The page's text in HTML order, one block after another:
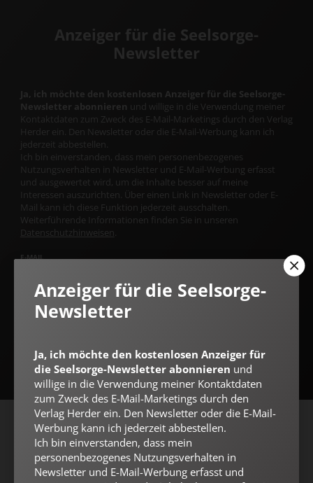
Anzeiger für die Seelsorge-
Newsletter
Ja, ich möchte den kostenlosen Anzeiger für die Seelsorge-
Newsletter abonnieren und willige in die Verwendung meiner
Kontaktdaten zum Zweck des E-Mail-Marketings durch den Verlag
Herder ein. Den Newsletter oder die E-Mail-Werbung kann ich
jederzeit abbestellen.
Ich bin einverstanden, dass mein personenbezogenes
Nutzungsverhalten in Newsletter und E-Mail-Werbung erfasst
und ausgewertet wird, um die Inhalte besser auf meine
Interessen auszurichten. Über einen Link in Newsletter oder E-
Mail kann ich diese Funktion jederzeit ausschalten.
Weiterführende Informationen finden Sie in unseren
Datenschutzhinweisen
E-MAIL
AGB und Widerrufsbelehrung Datenschutz Barrierefreiheit
Impressum
Anzeiger für die Seelsorge-
Newsletter
Ja, ich möchte den kostenlosen Anzeiger für
die Seelsorge-Newsletter abonnieren und
willige in die Verwendung meiner Kontaktdaten
zum Zweck des E-Mail-Marketings durch den
Verlag Herder ein. Den Newsletter oder die E-Mail-
Werbung kann ich jederzeit abbestellen.
Ich bin einverstanden, dass mein
personenbezogenes Nutzungsverhalten in
Newsletter und E-Mail-Werbung erfasst und